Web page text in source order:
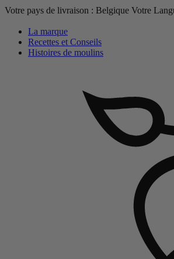
Votre pays de livraison : Belgique Votre
La marque
Recettes et Conseils
Histoires de moulins